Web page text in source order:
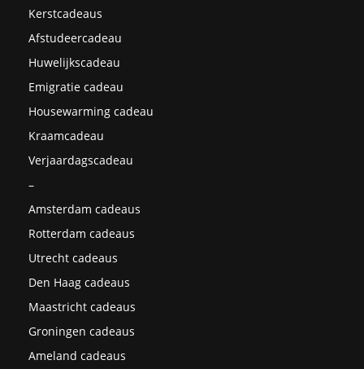
Kerstcadeaus
Afstudeercadeau
Huwelijkscadeau
Emigratie cadeau
Housewarming cadeau
Kraamcadeau
Verjaardagscadeau
–
Amsterdam cadeaus
Rotterdam cadeaus
Utrecht cadeaus
Den Haag cadeaus
Maastricht cadeaus
Groningen cadeaus
Ameland cadeaus